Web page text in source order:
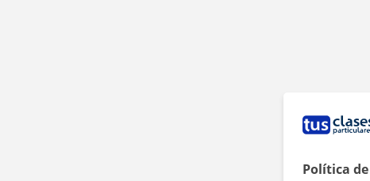
Política